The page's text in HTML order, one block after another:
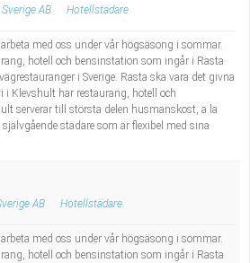
AB Hotellstädare
med oss under vår högsäsong i sommar.
hotell och bensinstation som ingår i Rasta
i Sverige. Rasta ska vara det givna
i Klevshult har restaurang, hotell och
serverar till största delen husmanskost, a la
städare som är flexibel med sina
AB Hotellstädare
med oss under vår högsäsong i sommar.
hotell och bensinstation som ingår i Rasta